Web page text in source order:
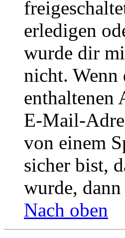
erledigen
wurde dir
nicht. Wenn
enthaltenen
E-Mail-
von einem
sicher bist,
wurde,
Nach oben